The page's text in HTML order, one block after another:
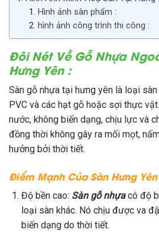
Hình ảnh sàn phẩm :
hình ảnh công trình thi công :
Đôi Nét Về Gỗ Nhựa
Hưng Yên :
Sàn gỗ nhựa tại hưng yên là loại
PVC và các hạt gỗ hoặc sợi thực
nước, không biến dạng, chịu lực và
đồng thời không gây ra mối mọt,
hưởng bởi thời tiết.
Điểm Mạnh Của Sàn Hưng
Độ bền cao: Sàn gỗ nhựacó độ
loại sàn khác. Nó chịu được va
biến dạng do thời tiết.